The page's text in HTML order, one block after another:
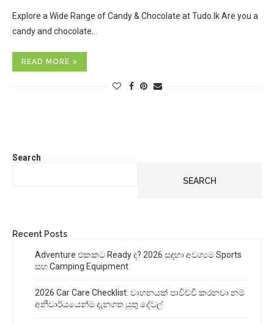
Explore a Wide Range of Candy & Chocolate at Tudo.lk Are you a
candy and chocolate…
READ MORE
Search
SEARCH
Recent Posts
Adventure එකකට Ready ද? 2026 සඳහා අවශ්‍යම Sports
සහ Camping Equipment
2026 Car Care Checklist: වාහනයක් පාවිච්චි කරනවා නම්
අනිවාර්යයෙන්ම දැනගත යුතු දේවල්